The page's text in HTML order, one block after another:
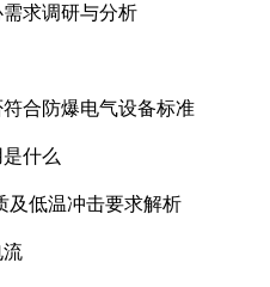
求调研与分析
合防爆电气设备标准
什么
及低温冲击要求解析
流